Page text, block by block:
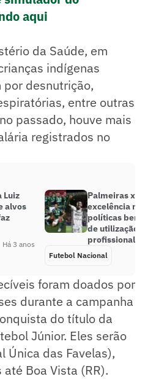
aqui
da Saúde, em
indígenas
desnutrição,
entre outras
passado, houve mais
registrados no
Luiz
alvos
Há 3 anos
Palmeiras x
excelência na
políticas bem
de utilização
profissional
Futebol Nacional
foram doados por
durante a campanha
do título da
Júnior. Eles serão
Única das Favelas),
Boa Vista (RR).